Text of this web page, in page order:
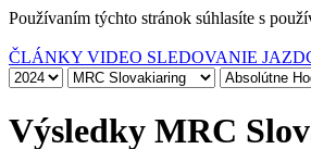
Používaním týchto stránok súhlasíte s
ČLÁNKY VIDEO SLEDOVANIE
Výsledky MRC